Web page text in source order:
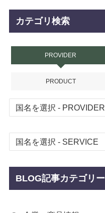
カテゴリ検索
PROVIDER
PRODUCT
BLOG記事カテゴリー